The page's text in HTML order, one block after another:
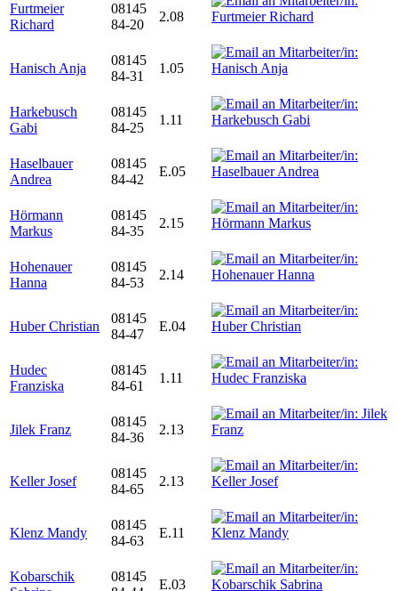
Furtmeier
Richard
08145
84-20
2.08
Hanisch Anja
08145
84-31
1.05
Harkebusch
Gabi
08145
84-25
1.11
Haselbauer
Andrea
08145
84-42
E.05
Hörmann
Markus
08145
84-35
2.15
Hohenauer
Hanna
08145
84-53
2.14
Huber Christian
08145
84-47
E.04
Hudec
Franziska
08145
84-61
1.11
Jilek Franz
08145
84-36
2.13
Keller Josef
08145
84-65
2.13
Klenz Mandy
08145
84-63
E.11
Kobarschik
08145
E.03